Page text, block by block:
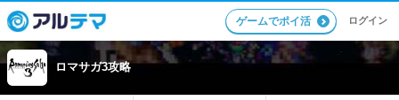
ゲームでポイ活 ログイン
ロマサガ3攻略